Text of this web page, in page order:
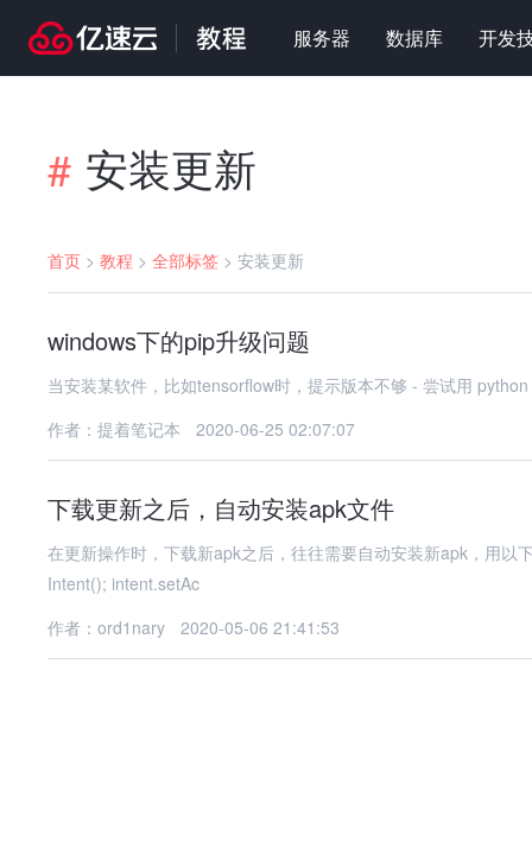
服务器 数据库 开发
# 安装更新
首页 > 教程 > 全部标签 > 安装更新
windows下的pip升级问题
当安装某软件，比如
作者：提着笔记本
2020-06-25 02:07:07
下载更新之后，自动安装apk文件
在更新操作时，下载新apk之后，往往需要自动安装新apk，用
Intent(); intent.setAc
作者：ord1nary
2020-05-06 21:41:53